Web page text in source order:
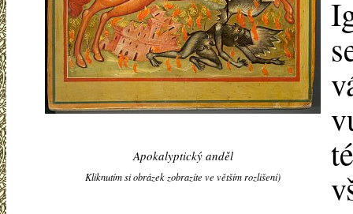
Apokalyptický anděl
Kliknutím si obrázek zobrazíte ve větším rozlišení)